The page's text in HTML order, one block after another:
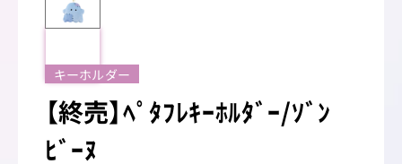
キーホルダー
【終売】ﾍﾟﾀﾌﾚｷｰﾎﾙﾀﾞｰ/ｿﾞﾝ
ﾋﾞｰﾇ